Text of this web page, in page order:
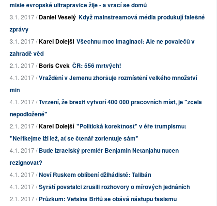
misie evropské ultrapravice žije - a vrací se domů
3.1. 2017 /Daniel Veselý Když mainstreamová média produkují falešné
zprávy
3.1. 2017 /Karel Dolejší Všechnu moc imaginaci: Ale ne povalečů v
zahradě věd
2.1. 2017 /Boris Cvek ČR: 556 mrtvých!
4.1. 2017 /Vraždění v Jemenu zhoršuje rozmístění velkého množství
min
4.1. 2017 /Tvrzení, že brexit vytvoří 400 000 pracovních míst, je "zcela
nepodložené"
2.1. 2017 /Karel Dolejší "Politická korektnost" v éře trumpismu:
"Neříkejme lži lež, ať se čtenář zorientuje sám"
4.1. 2017 /Bude izraelský premiér Benjamin Netanjahu nucen
rezignovat?
4.1. 2017 /Noví Ruskem oblíbení džihádisté: Talibán
4.1. 2017 /Syrští povstalci zrušili rozhovory o mírových jednáních
2.1. 2017 /Průzkum: Většina Britů se obává nástupu fašismu